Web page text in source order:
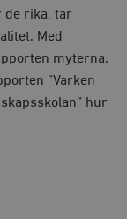
de rika, tar
Med
myterna.
”Varken
hur